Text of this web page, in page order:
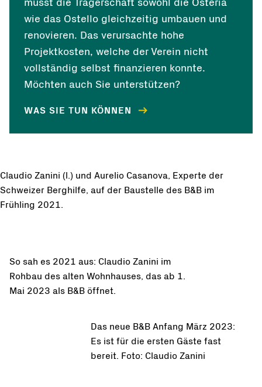
musst die Trägerschaft sowohl die Osteria
wie das Ostello gleichzeitig umbauen und
renovieren. Das verursachte hohe
Projektkosten, welche der Verein nicht
vollständig selbst finanzieren konnte.
Möchten auch Sie unterstützen?
WAS SIE TUN KÖNNEN
Claudio Zanini (l.) und Aurelio Casanova, Experte der
Schweizer Berghilfe, auf der Baustelle des B&B im
Frühling 2021.
So sah es 2021 aus: Claudio Zanini im
Rohbau des alten Wohnhauses, das ab 1.
Mai 2023 als B&B öffnet.
Das neue B&B Anfang März 2023:
Es ist für die ersten Gäste fast
bereit. Foto: Claudio Zanini